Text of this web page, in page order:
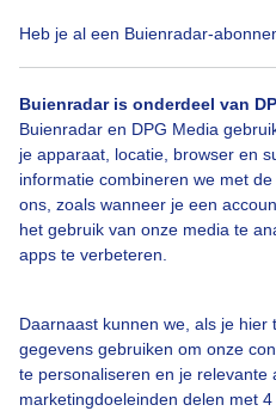
Heb je al een Buienradar-
Buienradar is onderdeel van
Buienradar en DPG Media
je apparaat, locatie, browser en
informatie combineren we met
ons, zoals wanneer je een
het gebruik van onze media te
apps te verbeteren.
Daarnaast kunnen we, als je
gegevens gebruiken om onze
te personaliseren en je
marketingdoeleinden delen met
Een moment
Over Buienradar